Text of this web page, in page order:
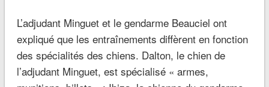
L’adjudant Minguet et le gendarme Beauciel ont
expliqué que les entraînements diffèrent en fonction
des spécialités des chiens. Dalton, le chien de
l’adjudant Minguet, est spécialisé « armes,